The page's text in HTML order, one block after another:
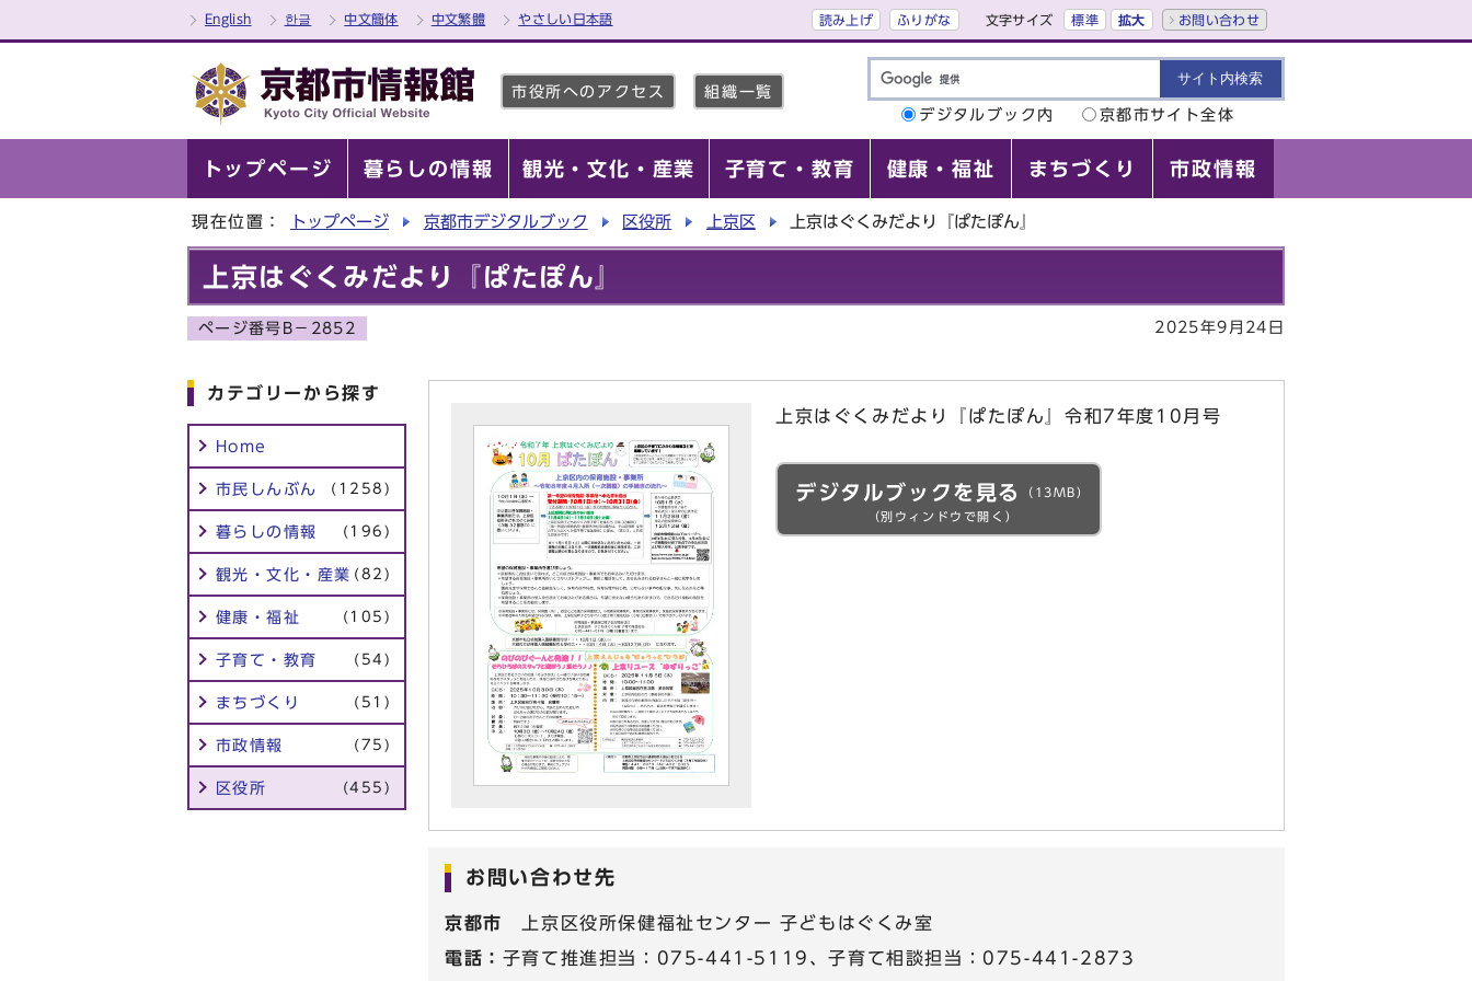
English 한글 中文簡体 中文繁體 やさしい日本語 読み上げ ふりがな 文字サイズ 標準 拡大 お問い合わせ
市役所へのアクセス
組織一覧
デジタルブック内
京都市サイト全体
トップページ 暮らしの情報 観光・文化・産業 子育て・教育 健康・福祉 まちづくり 市政情報
現在位置： トップページ 京都市デジタルブック 区役所 上京区 上京はぐくみだより『ぱたぽん』
上京はぐくみだより『ぱたぽん』
ページ番号B－2852 2025年9月24日
カテゴリーから探す
Home
市民しんぶん (1258)
暮らしの情報 (196)
観光・文化・産業 (82)
健康・福祉 (105)
子育て・教育 (54)
まちづくり (51)
市政情報 (75)
区役所 (455)
上京はぐくみだより『ぱたぽん』令和7年度10月号
デジタルブックを見る
（13MB）
（別ウィンドウで開く）
お問い合わせ先
京都市
上京区役所保健福祉センター 子どもはぐくみ室
電話： 子育て推進担当：075-441-5119、子育て相談担当：075-441-2873